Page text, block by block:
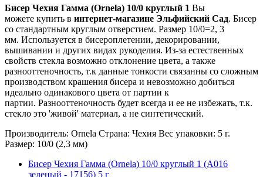
Бисер Чехия Гамма (Ornela) 10/0 круглый 1 Вы
можете купить в интернет-магазине Эльфийский Сад. Бисер
со стандартным круглым отверстием. Размер 10/0=2, 3
мм. Используется в бисероплетении, декорировании,
вышивании и других видах рукоделия. Из-за естественных
свойств стекла возможно отклонение цвета, а также
разнооттеночность, т.к данные тонкости связанны со сложным
производством крашения бисера и невозможно добиться
идеально одинакового цвета от партии к
партии. Разнооттеночность будет всегда и ее не избежать, т.к.
стекло это 'живой' материал, а не синтетический.
Производитель: Ornela Страна: Чехия Вес упаковки: 5 г.
Размер: 10/0 (2,3 мм)
Бисер Чехия Гамма (Ornela) 10/0 круглый 1 (A016
зеленый - 17156) 5 г